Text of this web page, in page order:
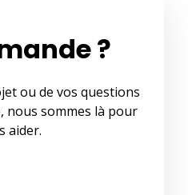
?
ou de vos questions
sommes là pour
aider.